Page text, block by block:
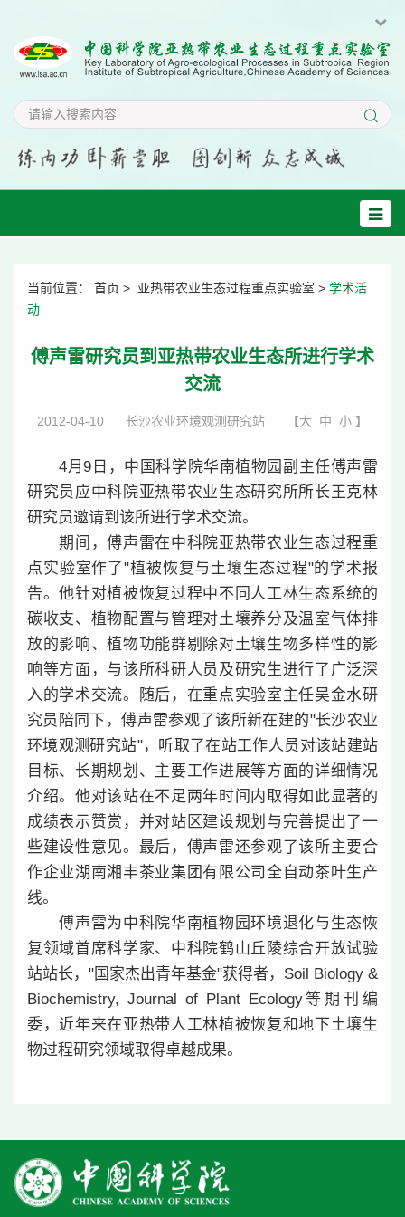
当前位置： 首页 > 亚热带农业生态过程重点实验室 > 学术活
动
傅声雷研究员到亚热带农业生态所进行学术
交流
2012-04-10 长沙农业环境观测研究站 【大 中 小 】
4月9日，中国科学院华南植物园副主任傅声雷
研究员应中科院亚热带农业生态研究所所长王克林
研究员邀请到该所进行学术交流。
期间，傅声雷在中科院亚热带农业生态过程重
点实验室作了"植被恢复与土壤生态过程"的学术报
告。他针对植被恢复过程中不同人工林生态系统的
碳收支、植物配置与管理对土壤养分及温室气体排
放的影响、植物功能群剔除对土壤生物多样性的影
响等方面，与该所科研人员及研究生进行了广泛深
入的学术交流。随后，在重点实验室主任吴金水研
究员陪同下，傅声雷参观了该所新在建的"长沙农业
环境观测研究站"，听取了在站工作人员对该站建站
目标、长期规划、主要工作进展等方面的详细情况
介绍。他对该站在不足两年时间内取得如此显著的
成绩表示赞赏，并对站区建设规划与完善提出了一
些建设性意见。最后，傅声雷还参观了该所主要合
作企业湖南湘丰茶业集团有限公司全自动茶叶生产
线。
傅声雷为中科院华南植物园环境退化与生态恢
复领域首席科学家、中科院鹤山丘陵综合开放试验
站站长，"国家杰出青年基金"获得者，Soil Biology &
Biochemistry, Journal of Plant Ecology等期刊编
委，近年来在亚热带人工林植被恢复和地下土壤生
物过程研究领域取得卓越成果。